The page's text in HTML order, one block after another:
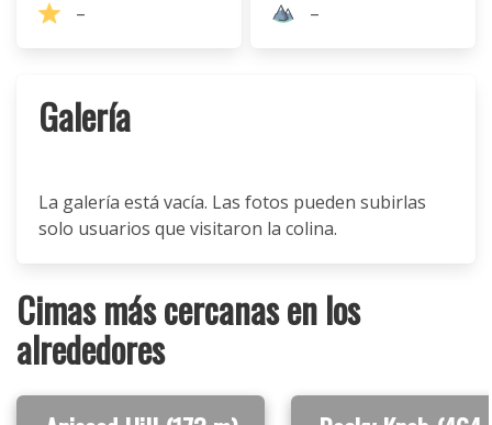
– –
Galería
La galería está vacía. Las fotos pueden subirlas
solo usuarios que visitaron la colina.
Cimas más cercanas en los
alrededores